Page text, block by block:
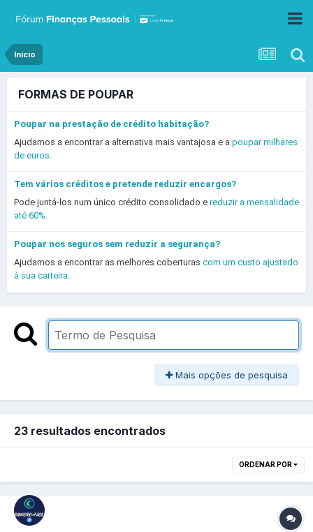
Início
FORMAS DE POUPAR
Poupar na prestação de crédito habitação?
Ajudamos a encontrar a alternativa mais vantajosa e a poupar milhares
de euros.
Tem vários créditos e pretende reduzir encargos?
Pode juntá-los num único crédito consolidado e reduzir a mensalidade
até 60%.
Poupar nos seguros sem reduzir a segurança?
Ajudamos a encontrar as melhores coberturas com um custo ajustado
à sua carteira.
Mais opções de pesquisa
23 resultados encontrados
ORDENAR POR